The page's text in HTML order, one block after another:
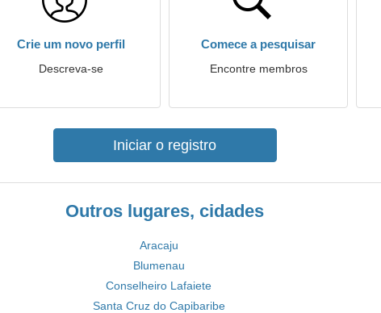
Crie um novo perfil
Descreva-se
Comece a pesquisar
Encontre membros
Iniciar o registro
Outros lugares, cidades
Aracaju
Blumenau
Conselheiro Lafaiete
Santa Cruz do Capibaribe